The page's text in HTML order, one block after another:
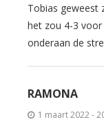
Tobias geweest
het zou 4-3
onderaan de
RAMONA
1 maart 2022 -